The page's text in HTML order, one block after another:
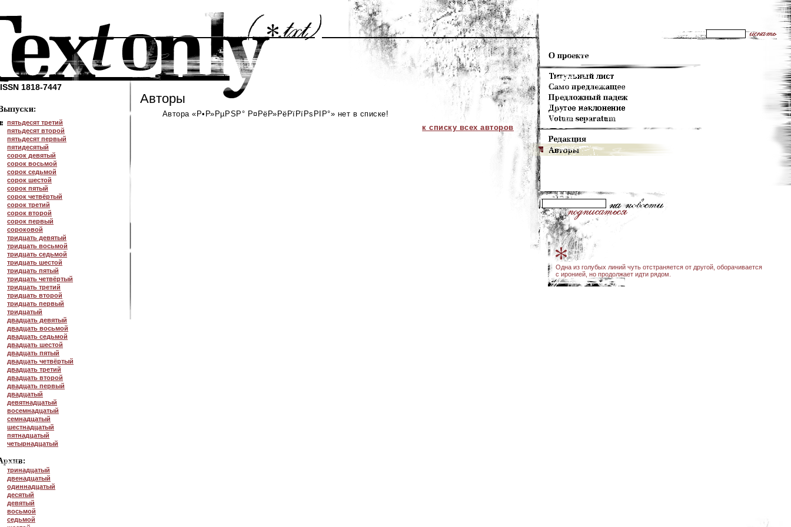
ISSN 1818-7447
пятьдесят третий
пятьдесят второй
пятьдесят первый
пятидесятый
сорок девятый
сорок восьмой
сорок седьмой
сорок шестой
сорок пятый
сорок четвёртый
сорок третий
сорок второй
сорок первый
сороковой
тридцать девятый
тридцать восьмой
тридцать седьмой
тридцать шестой
тридцать пятый
тридцать четвёртый
тридцать третий
тридцать второй
тридцать первый
тридцатый
двадцать девятый
двадцать восьмой
двадцать седьмой
двадцать шестой
двадцать пятый
двадцать четвёртый
двадцать третий
двадцать второй
двадцать первый
двадцатый
девятнадцатый
восемнадцатый
семнадцатый
шестнадцатый
пятнадцатый
четырнадцатый
тринадцатый
двенадцатый
одиннадцатый
десятый
девятый
восьмой
седьмой
Авторы
Автора «Р•Р»РµРЅР° Р¤РёР»РёРїРїРѕРІР°» нет в списке!
к списку всех авторов
Одна из голубых линий чуть отстраняется от другой, оборачивается
с иронией, но продолжает идти рядом.